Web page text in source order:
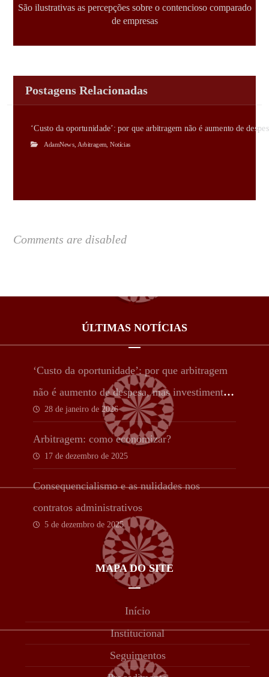
São ilustrativas as percepções sobre o contencioso comparado
de empresas
Postagens Relacionadas
‘Custo da oportunidade’: por que arbitragem não é aumento de
AdamNews Arbitragem Notícias
Comments are disabled
ÚLTIMAS NOTÍCIAS
‘Custo da oportunidade’: por que arbitragem
não é aumento de despesa, mas investimento
estratégico
28 de janeiro de 2026
Arbitragem: como economizar?
17 de dezembro de 2025
Consequencialismo e as nulidades nos
contratos administrativos
5 de dezembro de 2025
MAPA DO SITE
Início
Institucional
Seguimentos